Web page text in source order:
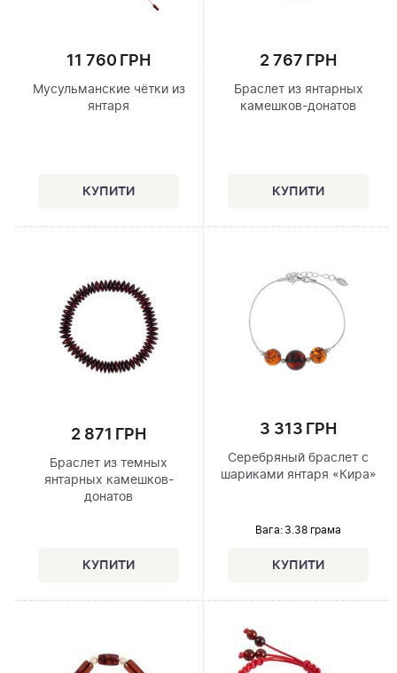
11 760 ГРН
Мусульманские чётки из
янтаря
2 767 ГРН
Браслет из янтарных
камешков-донатов
2 871 ГРН
Браслет из темных
янтарных камешков-
донатов
3 313 ГРН
Серебряный браслет с
шариками янтаря «Кира»
Вага: 3.38 грама